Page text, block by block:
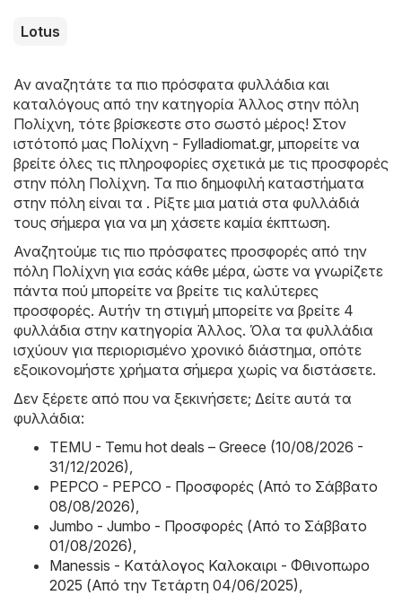
Lotus
Αν αναζητάτε τα πιο πρόσφατα φυλλάδια και
καταλόγους από την κατηγορία Άλλος στην πόλη
Πολίχνη, τότε βρίσκεστε στο σωστό μέρος! Στον
ιστότοπό μας Πολίχνη - Fylladiomat.gr, μπορείτε να
βρείτε όλες τις πληροφορίες σχετικά με τις προσφορές
στην πόλη Πολίχνη. Τα πιο δημοφιλή καταστήματα
στην πόλη είναι τα . Ρίξτε μια ματιά στα φυλλάδιά
τους σήμερα για να μη χάσετε καμία έκπτωση.
Αναζητούμε τις πιο πρόσφατες προσφορές από την
πόλη Πολίχνη για εσάς κάθε μέρα, ώστε να γνωρίζετε
πάντα πού μπορείτε να βρείτε τις καλύτερες
προσφορές. Αυτήν τη στιγμή μπορείτε να βρείτε 4
φυλλάδια στην κατηγορία Άλλος. Όλα τα φυλλάδια
ισχύουν για περιορισμένο χρονικό διάστημα, οπότε
εξοικονομήστε χρήματα σήμερα χωρίς να διστάσετε.
Δεν ξέρετε από που να ξεκινήσετε; Δείτε αυτά τα
φυλλάδια:
TEMU - Temu hot deals – Greece (10/08/2026 -
31/12/2026),
PEPCO - PEPCO - Προσφορές (Από το Σάββατο
08/08/2026),
Jumbo - Jumbo - Προσφορές (Από το Σάββατο
01/08/2026),
Manessis - Kατάλογος Καλοκαιρι - Φθινοπωρο
2025 (Από την Τετάρτη 04/06/2025),